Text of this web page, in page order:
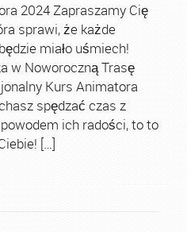
2024 Zapraszamy Cię
sprawi, że każde
miało uśmiech!
w Noworoczną Trasę
Kurs Animatora
spędzać czas z
ich radości, to to
[…]